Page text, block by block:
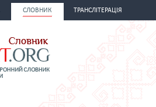
СЛОВНИК ТРАНСЛІТЕРАЦІЯ